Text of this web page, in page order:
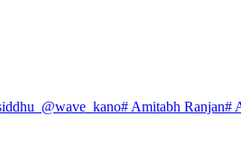
@wave_kano# Amitabh Ranjan#